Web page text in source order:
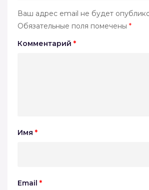
Ваш адрес email не будет
Обязательные поля помечены *
Комментарий *
Имя *
Email *